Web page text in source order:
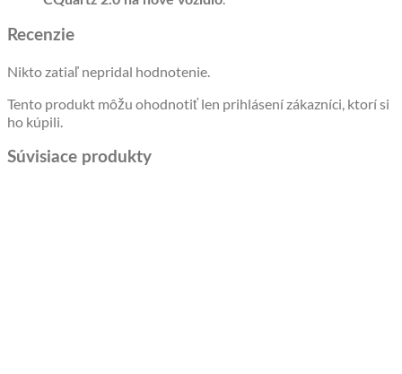
Recenzie
Nikto zatiaľ nepridal hodnotenie.
Tento produkt môžu ohodnotiť len prihlásení zákazníci, ktorí si
ho kúpili.
Súvisiace produkty